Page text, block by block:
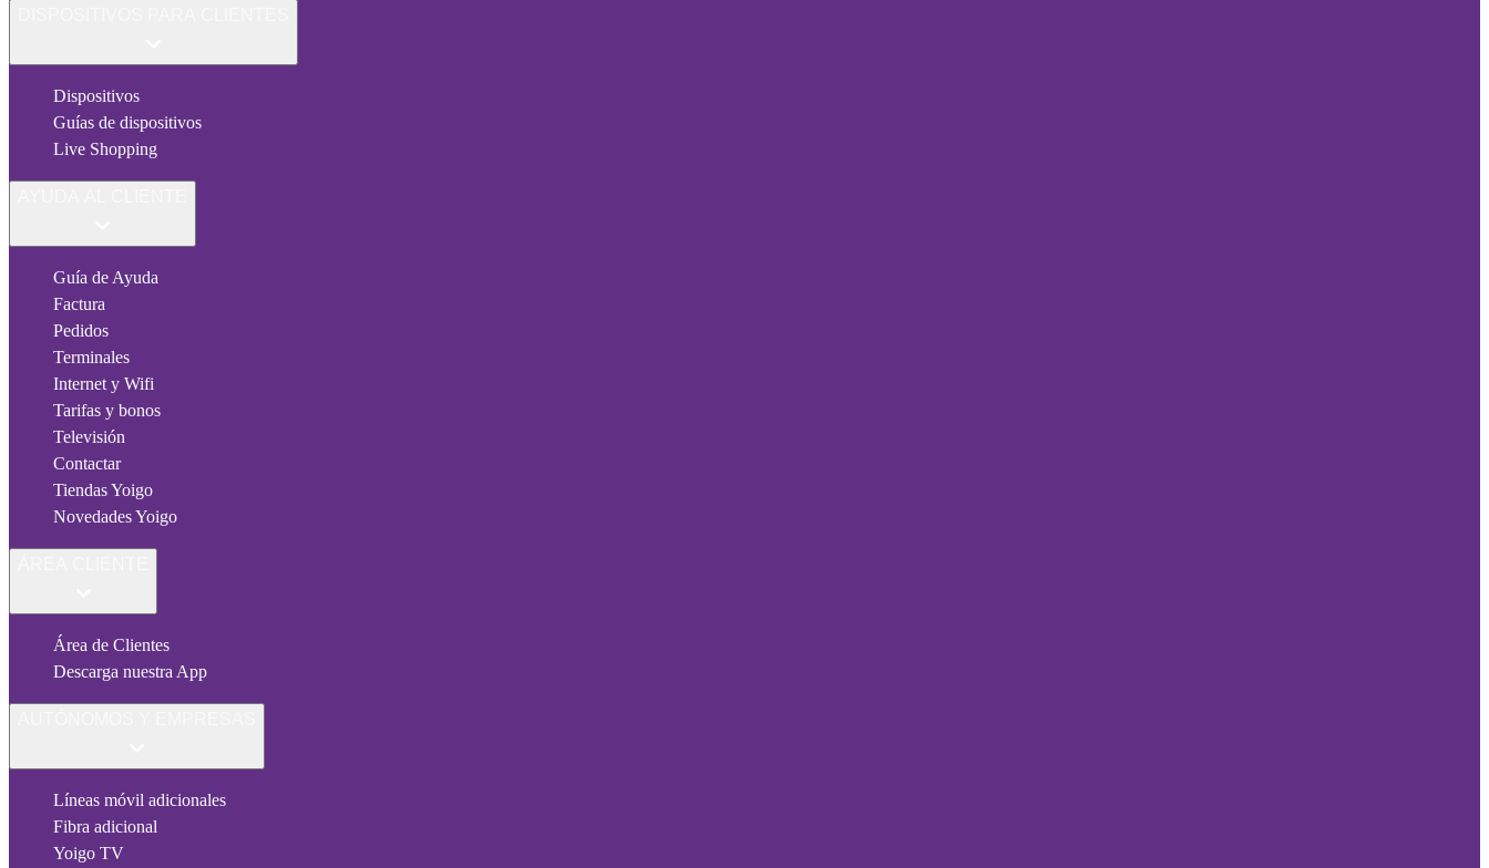
Dispositivos
Guías de dispositivos
Live Shopping
Guía de Ayuda
Factura
Pedidos
Terminales
Internet y Wifi
Tarifas y bonos
Televisión
Contactar
Tiendas Yoigo
Novedades Yoigo
Área de Clientes
Descarga nuestra App
Líneas móvil adicionales
Fibra adicional
Yoigo TV